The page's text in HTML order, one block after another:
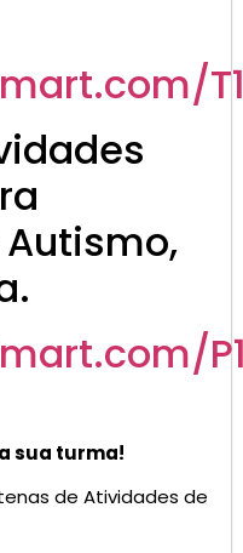
essa é pra você!
completas,
aplicar com seus
à BNCC 2025!*
do 2º ano que